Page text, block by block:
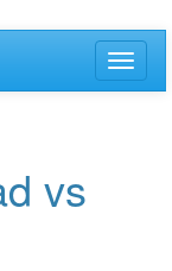
Toggle
vs